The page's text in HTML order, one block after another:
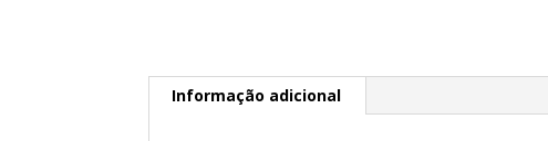
Informação adicional